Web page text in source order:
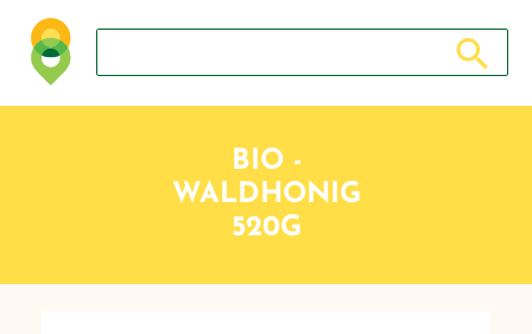
Suche nach: Zum Beispiel Wein, Fleisch, Keramik,
Suche
BIO -
WALDHONIG
520G